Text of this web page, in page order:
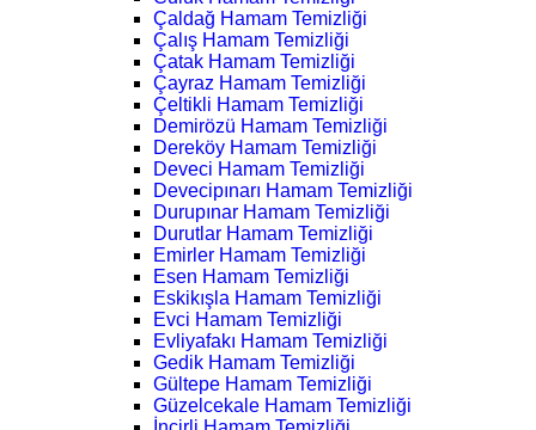
Çaldağ Hamam Temizliği
Çalış Hamam Temizliği
Çatak Hamam Temizliği
Çayraz Hamam Temizliği
Çeltikli Hamam Temizliği
Demirözü Hamam Temizliği
Dereköy Hamam Temizliği
Deveci Hamam Temizliği
Devecipınarı Hamam Temizliği
Durupınar Hamam Temizliği
Durutlar Hamam Temizliği
Emirler Hamam Temizliği
Esen Hamam Temizliği
Eskikışla Hamam Temizliği
Evci Hamam Temizliği
Evliyafakı Hamam Temizliği
Gedik Hamam Temizliği
Gültepe Hamam Temizliği
Güzelcekale Hamam Temizliği